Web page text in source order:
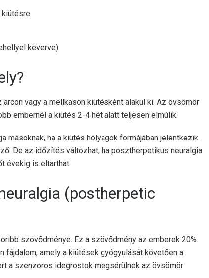
kiütésre
keverve)
vagy a mellkason kiütésként alakul ki. Az övsömör
embernél a kiütés 2-4 hét alatt teljesen elmúlik.
másoknak, ha a kiütés hólyagok formájában jelentkezik.
De az időzítés változhat, ha posztherpetikus neuralgia
évekig is eltarthat.
(postherpetic
szövődménye. Ez a szövődmény az emberek 20%
fájdalom, amely a kiütések gyógyulását követően a
a szenzoros idegrostok megsérülnek az övsömör